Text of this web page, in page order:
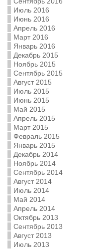
Июль 2016
Июнь 2016
Апрель 2016
Март 2016
Январь 2016
Декабрь 2015
Ноябрь 2015
Сентябрь 2015
Август 2015
Июль 2015
Июнь 2015
Май 2015
Апрель 2015
Март 2015
Февраль 2015
Январь 2015
Декабрь 2014
Ноябрь 2014
Сентябрь 2014
Август 2014
Июль 2014
Май 2014
Апрель 2014
Октябрь 2013
Сентябрь 2013
Август 2013
Июль 2013